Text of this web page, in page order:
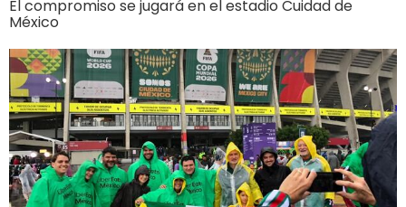
El compromiso se jugará en el estadio Cuidad de
México